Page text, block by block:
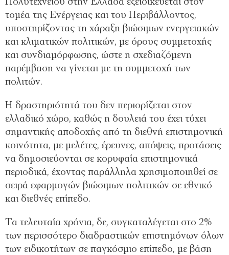
τομέα της Ενέργειας και του Περιβάλλοντος,
υποστηρίζοντας τη χάραξη βιώσιμων ενεργειακών
και κλιματικών πολιτικών, με όρους συμμετοχής
και συνδιαμόρφωσης, ώστε η σχεδιαζόμενη
παρέμβαση να γίνεται με τη συμμετοχή των
πολιτών.
Η δραστηριότητά του δεν περιορίζεται στον
ελλαδικό χώρο, καθώς η δουλειά του έχει τύχει
σημαντικής αποδοχής από τη διεθνή επιστημονική
κοινότητα, με μελέτες, έρευνες, απόψεις, προτάσεις
να δημοσιεύονται σε κορυφαία επιστημονικά
περιοδικά, έχοντας παράλληλα χρησιμοποιηθεί σε
σειρά εφαρμογών βιώσιμων πολιτικών σε εθνικό
και διεθνές επίπεδο.
Τα τελευταία χρόνια, δε, συγκαταλέγεται στο 2%
των περισσότερο διαδραστικών επιστημόνων όλων
των ειδικοτήτων σε παγκόσμιο επίπεδο, με βάση